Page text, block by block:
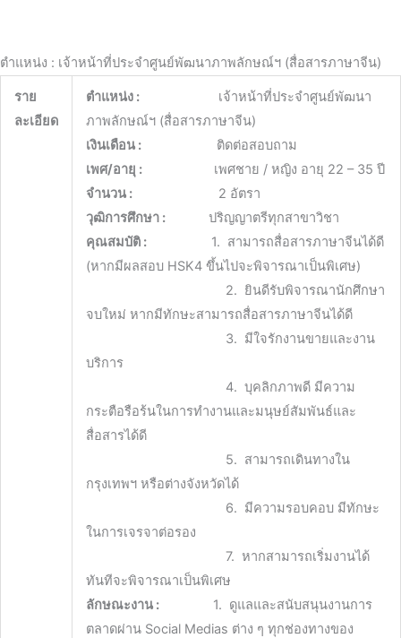
ตำแหน่ง : เจ้าหน้าที่ประจำศูนย์พัฒนาภาพลักษณ์ฯ (สื่อสารภาษาจีน)
ราย
ละเอียด
ตำแหน่ง :เจ้าหน้าที่ประจำศูนย์พัฒนา
ภาพลักษณ์ฯ (สื่อสารภาษาจีน)
เงินเดือน :ติดต่อสอบถาม
เพศ/อายุ :เพศชาย / หญิง อายุ 22 – 35 ปี
จำนวน :2 อัตรา
วุฒิการศึกษา :ปริญญาตรีทุกสาขาวิชา
คุณสมบัติ :1. สามารถสื่อสารภาษาจีนได้ดี
(หากมีผลสอบ HSK4 ขึ้นไปจะพิจารณาเป็นพิเศษ)
2. ยินดีรับพิจารณานักศึกษา
จบใหม่ หากมีทักษะสามารถสื่อสารภาษาจีนได้ดี
3. มีใจรักงานขายและงาน
บริการ
4. บุคลิกภาพดี มีความ
กระตือรือร้นในการทำงานและมนุษย์สัมพันธ์และ
สื่อสารได้ดี
5. สามารถเดินทางใน
กรุงเทพฯ หรือต่างจังหวัดได้
6. มีความรอบคอบ มีทักษะ
ในการเจรจาต่อรอง
7. หากสามารถเริ่มงานได้
ทันทีจะพิจารณาเป็นพิเศษ
ลักษณะงาน :1. ดูแลและสนับสนุนงานการ
ตลาดผ่าน Social Medias ต่าง ๆ ทุกช่องทางของ